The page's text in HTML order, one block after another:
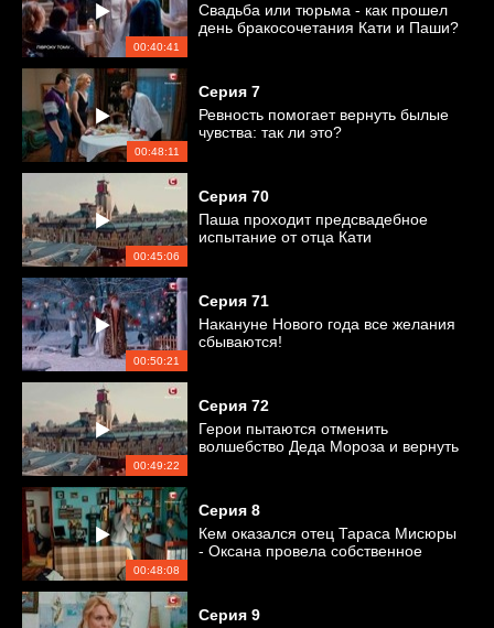
00:40:41
Свадьба или тюрьма - как прошел
день бракосочетания Кати и Паши?
00:48:11
Серия 7
Ревность помогает вернуть былые
чувства: так ли это?
00:45:06
Серия 70
Паша проходит предсвадебное
испытание от отца Кати
00:50:21
Серия 71
Накануне Нового года все желания
сбываются!
00:49:22
Серия 72
Герои пытаются отменить
волшебство Деда Мороза и вернуть
00:48:08
Серия 8
Кем оказался отец Тараса Мисюры
- Оксана провела собственное
Серия 9